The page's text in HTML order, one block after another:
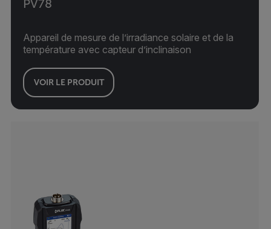
PV78
Appareil de mesure de l’irradiance solaire et de la
température avec capteur d’inclinaison
VOIR LE PRODUIT